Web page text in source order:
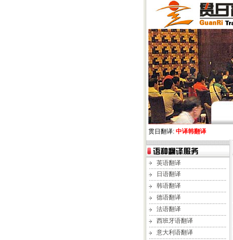
贯日翻译: 中译韩翻译
英语翻译
日语翻译
韩语翻译
德语翻译
法语翻译
西班牙语翻译
意大利语翻译